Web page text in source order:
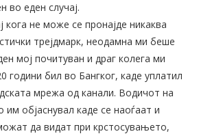
во еден случај.
кога не може се пронајде никаква
трејдмарк, неодамна ми беше
мој почитуван и драг колега ми
години бил во Бангког, каде уплатил
мрежа од канали. Водичот на
им објаснувал каде се наоѓаат и
да видат при крстосувањето,